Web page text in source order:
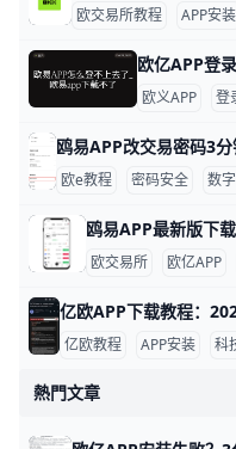
欧交易所教程 APP安装
欧义APP 登
欧e教程 密码安全 数
欧交易所 欧亿APP
亿欧教程 APP安装 科
熱門文章